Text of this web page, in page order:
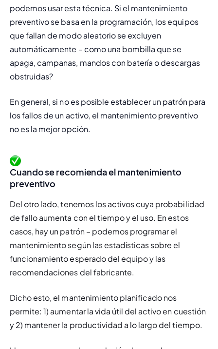
podemos usar esta técnica. Si el mantenimiento
preventivo se basa en la programación, los equipos
que fallan de modo aleatorio se excluyen
automáticamente – como una bombilla que se
apaga, campanas, mandos con batería o descargas
obstruidas?
En general, si no es posible establecer un patrón para
los fallos de un activo, el mantenimiento preventivo
no es la mejor opción.
Cuando se recomienda el mantenimiento
preventivo
Del otro lado, tenemos los activos cuya probabilidad
de fallo aumenta con el tiempo y el uso. En estos
casos, hay un patrón – podemos programar el
mantenimiento según las estadísticas sobre el
funcionamiento esperado del equipo y las
recomendaciones del fabricante.
Dicho esto, el mantenimiento planificado nos
permite: 1) aumentar la vida útil del activo en cuestión
y 2) mantener la productividad a lo largo del tiempo.